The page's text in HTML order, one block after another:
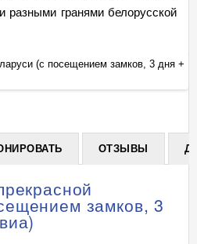
разными гранями белорусской
+
(с посещением замков, 3 дня +
ОТЗЫВЫ
замков, 3